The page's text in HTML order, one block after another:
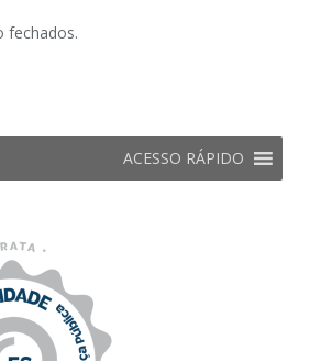
fechados.
ACESSO RÁPIDO